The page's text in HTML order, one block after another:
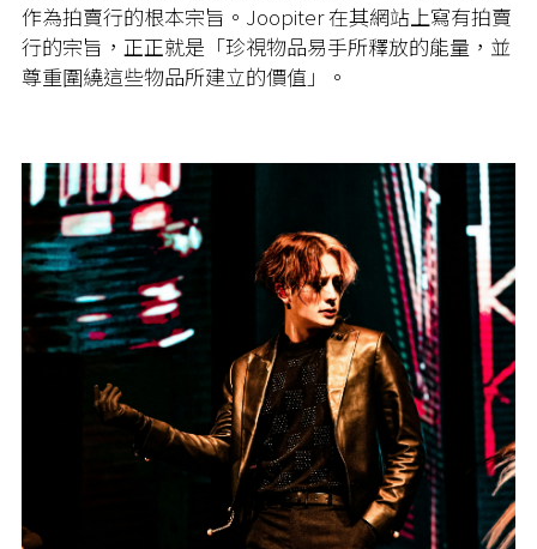
作為拍賣行的根本宗旨。Joopiter 在其網站上寫有拍賣
行的宗旨，正正就是「珍視物品易手所釋放的能量，並
尊重圍繞這些物品所建立的價值」。